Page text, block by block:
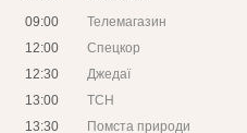
09:00
Телемагазин
12:00
Спецкор
12:30
Джедаї
13:00
ТСН
13:30
Помста природи